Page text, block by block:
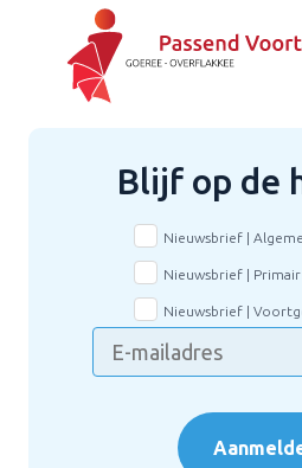
Blijf op de
Nieuwsbrief |
Nieuwsbrief |
Nieuwsbrief |